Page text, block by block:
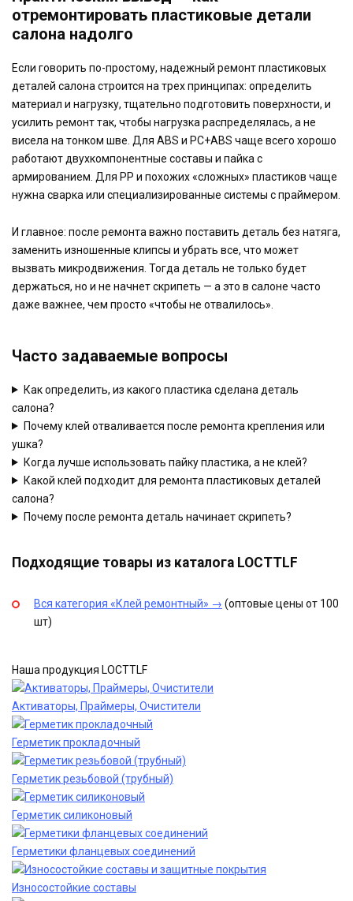
отремонтировать пластиковые детали
салона надолго
Если говорить по-простому, надежный ремонт пластиковых
деталей салона строится на трех принципах: определить
материал и нагрузку, тщательно подготовить поверхности, и
усилить ремонт так, чтобы нагрузка распределялась, а не
висела на тонком шве. Для ABS и PC+ABS чаще всего хорошо
работают двухкомпонентные составы и пайка с
армированием. Для PP и похожих «сложных» пластиков чаще
нужна сварка или специализированные системы с праймером.
И главное: после ремонта важно поставить деталь без натяга,
заменить изношенные клипсы и убрать все, что может
вызвать микродвижения. Тогда деталь не только будет
держаться, но и не начнет скрипеть — а это в салоне часто
даже важнее, чем просто «чтобы не отвалилось».
Часто задаваемые вопросы
Как определить, из какого пластика сделана деталь
салона?
Почему клей отваливается после ремонта крепления или
ушка?
Когда лучше использовать пайку пластика, а не клей?
Какой клей подходит для ремонта пластиковых деталей
салона?
Почему после ремонта деталь начинает скрипеть?
Подходящие товары из каталога LOCTTLF
Вся категория «Клей ремонтный» → (оптовые цены от 100
шт)
Наша продукция LOCTTLF
Активаторы, Праймеры, Очистители
Герметик прокладочный
Герметик резьбовой (трубный)
Герметик силиконовый
Герметики фланцевых соединений
Износостойкие составы